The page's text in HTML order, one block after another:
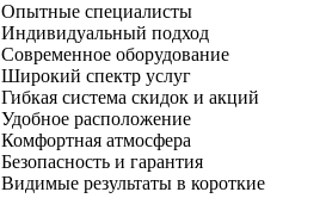
Опытные специалисты
Индивидуальный подход
Современное оборудование
Широкий спектр услуг
Гибкая система скидок и акций
Удобное расположение
Комфортная атмосфера
Безопасность и гарантия
Видимые результаты в короткие